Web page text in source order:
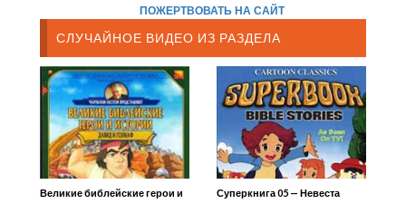
ПОЖЕРТВОВАТЬ НА САЙТ
СЛУЧАЙНОЕ ВИДЕО ИЗ РАЗДЕЛА
Великие библейские герои и
Суперкнига 05 — Невеста